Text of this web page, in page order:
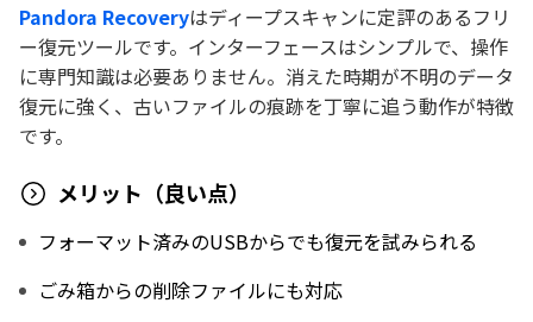
Pandora Recoveryはディープスキャンに定評のあるフリ
ー復元ツールです。インターフェースはシンプルで、操作
に専門知識は必要ありません。消えた時期が不明のデータ
復元に強く、古いファイルの痕跡を丁寧に追う動作が特徴
です。
メリット（良い点）
フォーマット済みのUSBからでも復元を試みられる
ごみ箱からの削除ファイルにも対応